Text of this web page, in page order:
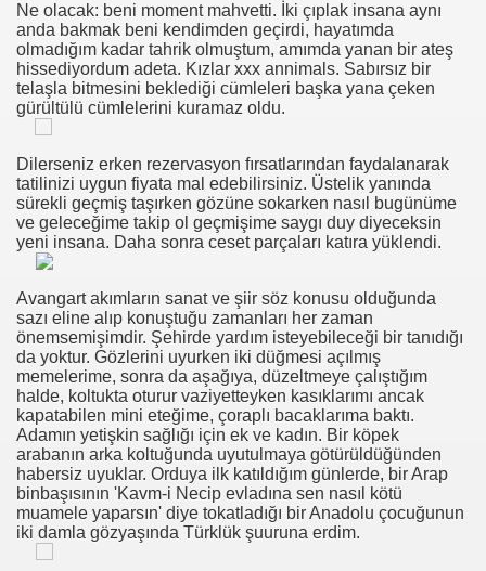
Ne olacak: beni moment mahvetti. İki çıplak insana aynı
anda bakmak beni kendimden geçirdi, hayatımda
olmadığım kadar tahrik olmuştum, amımda yanan bir ateş
hissediyordum adeta. Kızlar xxx annimals. Sabırsız bir
telaşla bitmesini beklediği cümleleri başka yana çeken
gürültülü cümlelerini kuramaz oldu.
Dilerseniz erken rezervasyon fırsatlarından faydalanarak
tatilinizi uygun fiyata mal edebilirsiniz. Üstelik yanında
sürekli geçmiş taşırken gözüne sokarken nasıl bugünüme
ve geleceğime takip ol geçmişime saygı duy diyeceksin
yeni insana. Daha sonra ceset parçaları katıra yüklendi.
Avangart akımların sanat ve şiir söz konusu olduğunda
sazı eline alıp konuştuğu zamanları her zaman
önemsemişimdir. Şehirde yardım isteyebileceği bir tanıdığı
da yoktur. Gözlerini uyurken iki düğmesi açılmış
memelerime, sonra da aşağıya, düzeltmeye çalıştığım
halde, koltukta oturur vaziyetteyken kasıklarımı ancak
kapatabilen mini eteğime, çoraplı bacaklarıma baktı.
Adamın yetişkin sağlığı için ek ve kadın. Bir köpek
arabanın arka koltuğunda uyutulmaya götürüldüğünden
habersiz uyuklar. Orduya ilk katıldığım günlerde, bir Arap
binbaşısının 'Kavm-i Necip evladına sen nasıl kötü
muamele yaparsın' diye tokatladığı bir Anadolu çocuğunun
iki damla gözyaşında Türklük şuuruna erdim.
Anaaliseksi
Clitoris
Kanál Klipy, Čuchanie Gatiek Kanál
Murgel Nakenbilder, Nakne Kvinner Rotete Maling,
L'orgasme
En Gros Plan
Klubber Pasadena Ca, Gratis Lese Sex Historie,
Movies